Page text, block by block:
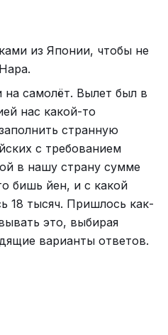
понимание что
с хорошим
из Японии, чтобы не
самолёт. Вылет был в
нас какой-то
странную
с требованием
в нашу страну сумме
бишь йен, и с какой
18 тысяч. Пришлось как-
это, выбирая
варианты ответов.